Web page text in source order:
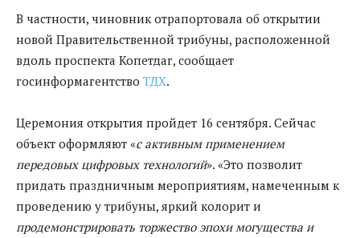
В частности, чиновник отрапортовала об открытии
новой Правительственной трибуны, расположенной
вдоль проспекта Копетдаг, сообщает
госинформагентство ТДХ.
Церемония открытия пройдет 16 сентября. Сейчас
объект оформляют «с активным применением
передовых цифровых технологий». «Это позволит
придать праздничным мероприятиям, намеченным к
проведению у трибуны, яркий колорит и
продемонстрировать торжество эпохи могущества и